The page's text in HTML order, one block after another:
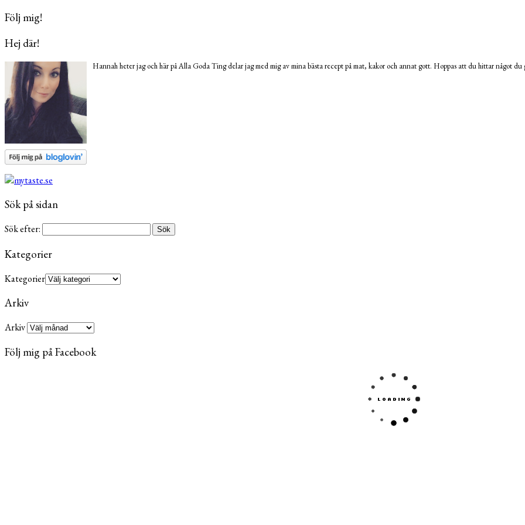
Följ mig!
Hej där!
Hannah heter jag och här på Alla Goda Ting delar jag med mig av mina bästa recept på mat, kakor och annat gott. Hoppas att du hittar något du
Sök på sidan
Sök efter:
Kategorier
Kategorier
Arkiv
Arkiv
Följ mig på Facebook